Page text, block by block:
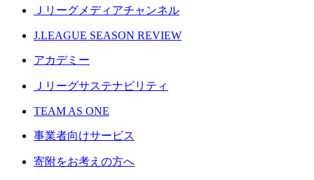
Ｊリーグメディアチャンネル
J.LEAGUE SEASON REVIEW
アカデミー
Ｊリーグサステナビリティ
TEAM AS ONE
事業者向けサービス
寄附をお考えの方へ